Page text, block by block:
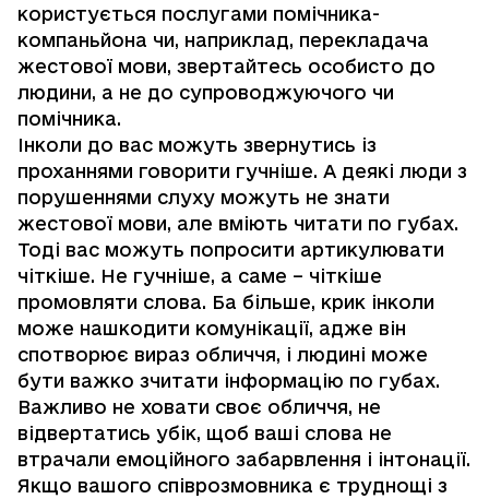
користується послугами помічника-
компаньйона чи, наприклад, перекладача
жестової мови, звертайтесь особисто до
людини, а не до супроводжуючого чи
помічника.
Інколи до вас можуть звернутись із
проханнями говорити гучніше. А деякі люди з
порушеннями слуху можуть не знати
жестової мови, але вміють читати по губах.
Тоді вас можуть попросити артикулювати
чіткіше. Не гучніше, а саме – чіткіше
промовляти слова. Ба більше, крик інколи
може нашкодити комунікації, адже він
спотворює вираз обличчя, і людині може
бути важко зчитати інформацію по губах.
Важливо не ховати своє обличчя, не
відвертатись убік, щоб ваші слова не
втрачали емоційного забарвлення і інтонації.
Якщо вашого співрозмовника є труднощі з